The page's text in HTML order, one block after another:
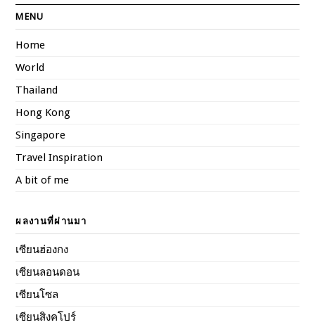
MENU
Home
World
Thailand
Hong Kong
Singapore
Travel Inspiration
A bit of me
ผลงานที่ผ่านมา
เซียนฮ่องกง
เซียนลอนดอน
เซียนโซล
เซียนสิงคโปร์